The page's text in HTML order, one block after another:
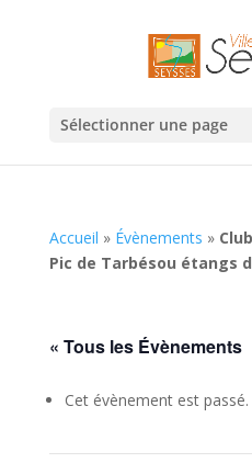
Sélectionner une page
Accueil » Évènements »
Pic de Tarbésou étangs
« Tous les Évènements
Cet évènement est passé.